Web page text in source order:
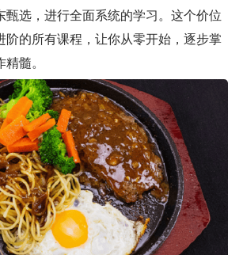
甄选，进行全面系统的学习。这个价位
阶的所有课程，让你从零开始，逐步掌
髓。